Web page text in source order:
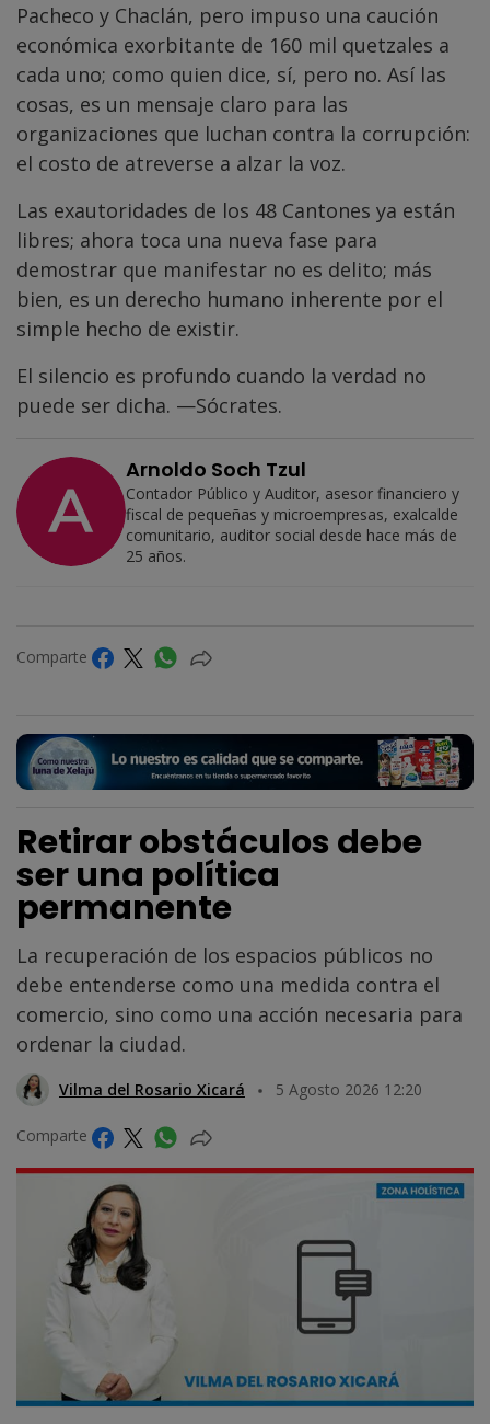
Pacheco y Chaclán, pero impuso una caución
económica exorbitante de 160 mil quetzales a
cada uno; como quien dice, sí, pero no. Así las
cosas, es un mensaje claro para las
organizaciones que luchan contra la corrupción:
el costo de atreverse a alzar la voz.
Las exautoridades de los 48 Cantones ya están
libres; ahora toca una nueva fase para
demostrar que manifestar no es delito; más
bien, es un derecho humano inherente por el
simple hecho de existir.
El silencio es profundo cuando la verdad no
puede ser dicha. —Sócrates.
Arnoldo Soch Tzul
Contador Público y Auditor, asesor financiero y
fiscal de pequeñas y microempresas, exalcalde
comunitario, auditor social desde hace más de
25 años.
Comparte
Retirar obstáculos debe
ser una política
permanente
La recuperación de los espacios públicos no
debe entenderse como una medida contra el
comercio, sino como una acción necesaria para
ordenar la ciudad.
Vilma del Rosario Xicará 5 Agosto 2026 12:20
Comparte